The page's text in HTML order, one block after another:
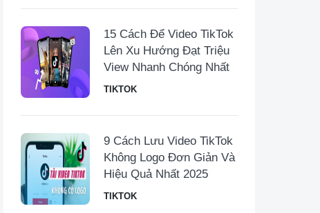
15 Cách Để Video TikTok
Lên Xu Hướng Đạt Triệu
View Nhanh Chóng Nhất
TIKTOK
9 Cách Lưu Video TikTok
Không Logo Đơn Giản Và
Hiệu Quả Nhất 2025
TIKTOK